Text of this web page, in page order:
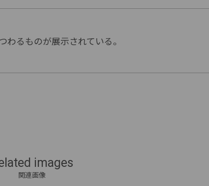
るものが展示されている。
images
関連画像